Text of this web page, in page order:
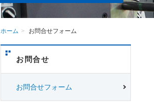
ホーム お問合せフォーム
お問合せ
お問合せフォーム